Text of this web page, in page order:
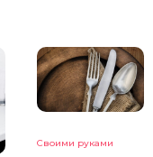
Своими руками